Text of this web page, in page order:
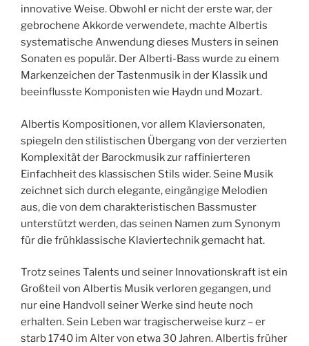
innovative Weise. Obwohl er nicht der erste war, der
gebrochene Akkorde verwendete, machte Albertis
systematische Anwendung dieses Musters in seinen
Sonaten es populär. Der Alberti-Bass wurde zu einem
Markenzeichen der Tastenmusik in der Klassik und
beeinflusste Komponisten wie Haydn und Mozart.
Albertis Kompositionen, vor allem Klaviersonaten,
spiegeln den stilistischen Übergang von der verzierten
Komplexität der Barockmusik zur raffinierteren
Einfachheit des klassischen Stils wider. Seine Musik
zeichnet sich durch elegante, eingängige Melodien
aus, die von dem charakteristischen Bassmuster
unterstützt werden, das seinen Namen zum Synonym
für die frühklassische Klaviertechnik gemacht hat.
Trotz seines Talents und seiner Innovationskraft ist ein
Großteil von Albertis Musik verloren gegangen, und
nur eine Handvoll seiner Werke sind heute noch
erhalten. Sein Leben war tragischerweise kurz – er
starb 1740 im Alter von etwa 30 Jahren. Albertis früher